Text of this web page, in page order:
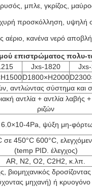
μπλε, γκρίζος,
προσκόλληση,
αέριο, κανένα νερό
επιστρώματος πολυ-
Jxs-1820
D1800×H2000
αντλώντας σύστημα και
αντλία + αντλία λαβής +
ριζών
4Pa, ψύξη μη-
450°C 600°C,
(temp PID. έλεγχος)
AR, Ν2, Ο2, C2H2, κ.λπ.
βιομηχανικός
μηχανή) ή